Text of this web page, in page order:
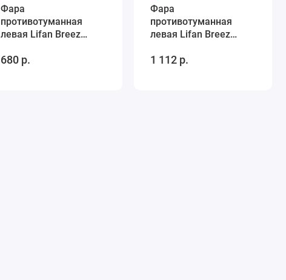
Фара
противотуманная
левая Lifan Breez
680 р.
Фара
противотуманная
левая Lifan Breez
1 112 р.